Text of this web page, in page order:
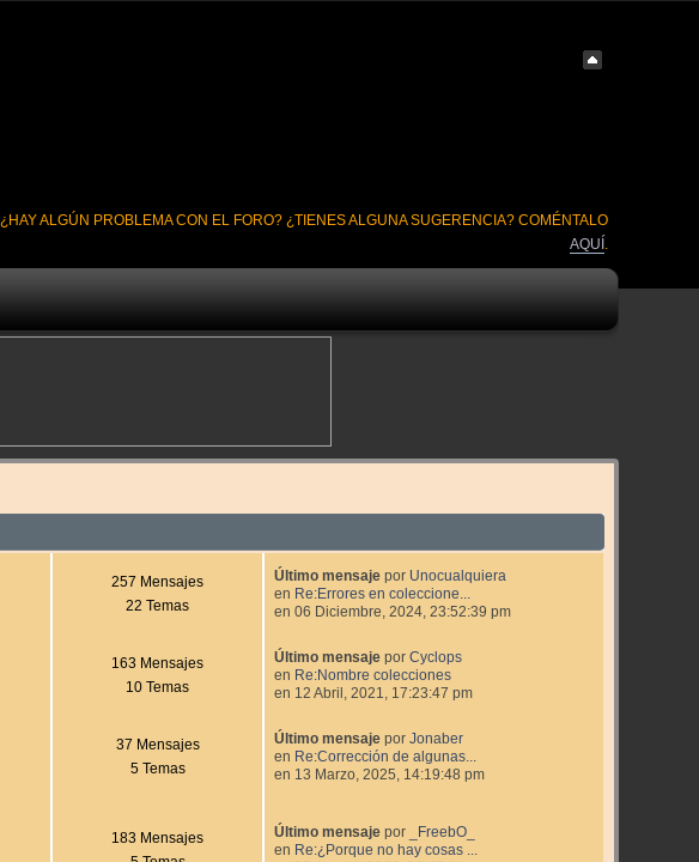
¿HAY ALGÚN PROBLEMA CON EL FORO? ¿TIENES ALGUNA SUGERENCIA? COMÉNTALO
AQUÍ
257 Mensajes
22 Temas
Último mensaje por Unocualquiera
en Re:Errores en coleccione...
en 06 Diciembre, 2024, 23:52:39 pm
163 Mensajes
10 Temas
Último mensaje porCyclops
en Re:Nombre colecciones
en 12 Abril, 2021, 17:23:47 pm
37 Mensajes
5 Temas
Último mensaje porJonaber
en Re:Corrección de algunas...
en 13 Marzo, 2025, 14:19:48 pm
183 Mensajes
Último mensaje por
_FreebO_
en Re:¿Porque no hay cosas ...